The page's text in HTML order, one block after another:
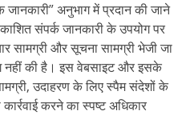
जानकारी” अनुभाग में प्रदान की जाने
संपर्क जानकारी के उपयोग पर
सामग्री और सूचना सामग्री भेजी जा
की है। इस वेबसाइट और इसके
उदाहरण के लिए स्पैम संदेशों के
करने का स्पष्ट अधिकार